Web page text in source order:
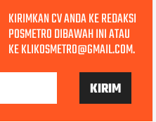
KIRIMKAN CV ANDA KE REDAKSI
POSMETRO DIBAWAH INI ATAU
KE KLIKOSMETRO@GMAIL.COM.